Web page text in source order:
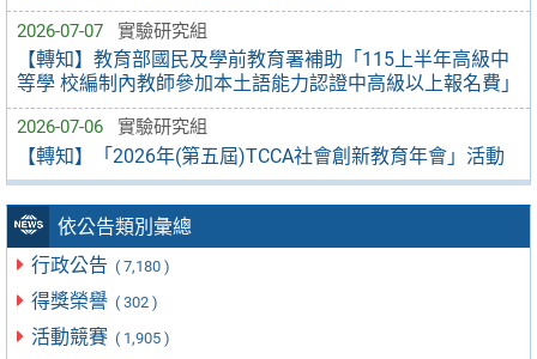
2026-07-07 實驗研究組
【轉知】教育部國民及學前教育署補助「115上半年高級中
等學 校編制內教師參加本土語能力認證中高級以上報名費」
2026-07-06 實驗研究組
【轉知】「2026年(第五屆)TCCA社會創新教育年會」活動
依公告類別彙總
行政公告 ( 7,180 )
得獎榮譽 ( 302 )
活動競賽 ( 1,905 )